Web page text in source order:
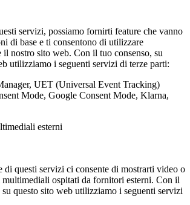
servizi, possiamo fornirti feature che vanno
di base e ti consentono di utilizzare
il nostro sito web. Con il tuo consenso, su
utilizziamo i seguenti servizi di terze parti:
UET (Universal Event Tracking)
Mode, Google Consent Mode, Klarna,
esterni
di questi servizi ci consente di mostrarti video o
ospitati da fornitori esterni. Con il
su questo sito web utilizziamo i seguenti servizi